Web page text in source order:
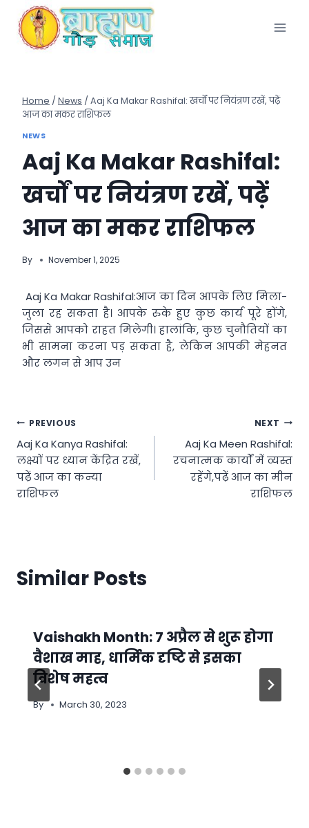
content
Home / News / Aaj Ka Makar Rashifal: खर्चों पर नियंत्रण रखें, पढ़ें
आज का मकर राशिफल
NEWS
Aaj Ka Makar Rashifal:
खर्चों पर नियंत्रण रखें, पढ़ें
आज का मकर राशिफल
By November 1, 2025
Aaj Ka Makar Rashifal:आज का दिन आपके लिए मिला-
जुला रह सकता है। आपके रुके हुए कुछ कार्य पूरे होंगे,
जिससे आपको राहत मिलेगी। हालांकि, कुछ चुनौतियों का
भी सामना करना पड़ सकता है, लेकिन आपकी मेहनत
और लगन से आप उन
Post
navigation
PREVIOUS
Aaj Ka Kanya Rashifal:
लक्ष्यों पर ध्यान केंद्रित रखें,
पढ़ें आज का कन्या
राशिफल
NEXT
Aaj Ka Meen Rashifal:
रचनात्मक कार्यों में व्यस्त
रहेंगे,पढ़ें आज का मीन
राशिफल
Similar Posts
Vaishakh Month: 7 अप्रैल से शुरू होगा
वैशाख माह, धार्मिक दृष्टि से इसका
विशेष महत्व
By March 30, 2023